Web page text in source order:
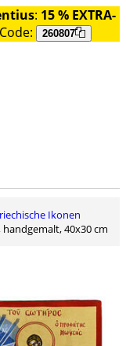
: 15 % EXTRA-
260807
Griechische Ikonen
handgemalt, 40x30 cm